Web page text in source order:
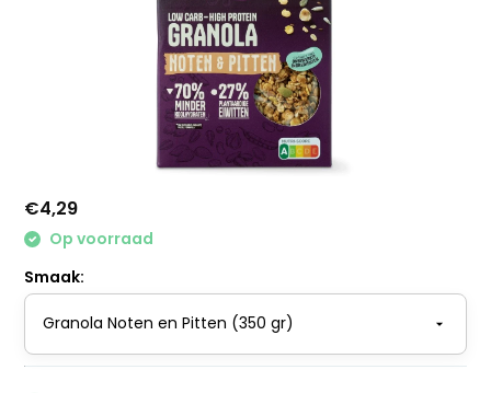
€4,29
Op voorraad
Smaak: